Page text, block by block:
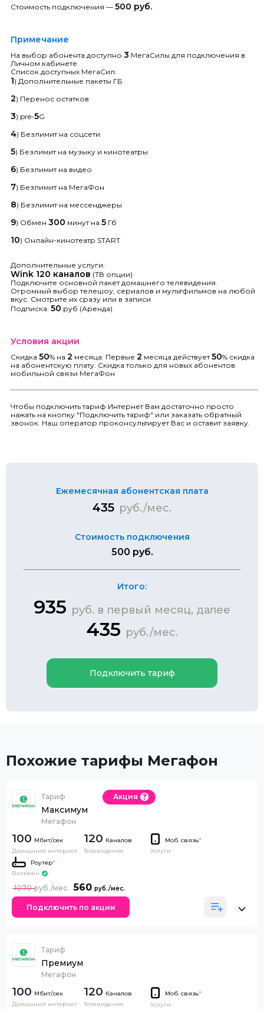
Стоимость подключения — 500 руб.
Примечание
На выбор абонента доступно 3 МегаСилы для подключения в
Личном кабинете
Список доступных МегаСил:
1) Дополнительные пакеты ГБ
2) Перенос остатков
3) pre-5G
4) Безлимит на соцсети
5) Безлимит на музыку и кинотеатры
6) Безлимит на видео
7) Безлимит на МегаФон
8) Безлимит на мессенджеры
9) Обмен 300 минут на 5 Гб
10) Онлайн-кинотеатр START
Дополнительные услуги:
Wink 120 каналов (ТВ опции)
Подключите основной пакет домашнего телевидения.
Огромный выбор телешоу, сериалов и мультфильмов на любой
вкус. Смотрите их сразу или в записи
Подписка: 50 руб (Аренда)
Условия акции
Скидка 50% на 2 месяца: Первые 2 месяца действует50% скидка
на абонентскую плату. Скидка только для новых абонентов
мобильной связи МегаФон
Чтобы подключить тариф Интернет Вам достаточно просто
нажать на кнопку "Подключить тариф" или заказать обратный
звонок. Наш оператор проконсультирует Вас и оставит заявку.
Ежемесячная абонентская плата
435 руб./мес.
Стоимость подключения
500 руб.
Итого:
935 руб. в первый месяц, далее
435 руб./мес.
Подключить тариф
Похожие тарифы Мегафон
Тариф
Максимум
Мегафон
Акция
100
Домашний интернет
120 Каналов
Телевидение
Моб. связь*
Услуги
Роутер*
Включен
560
1070
Подключить по акции
Тариф
Премиум
Мегафон
100
Домашний интернет
120 Каналов
Телевидение
Моб. связь*
Услуги